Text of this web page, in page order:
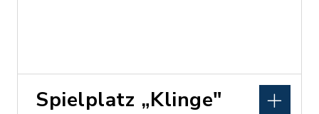
Spielplatz „Klinge"